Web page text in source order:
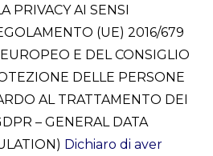
PRIVACY AI SENSI
(UE) 2016/679
E DEL CONSIGLIO
DELLE PERSONE
AL TRATTAMENTO DEI
– GENERAL DATA
Dichiaro di aver